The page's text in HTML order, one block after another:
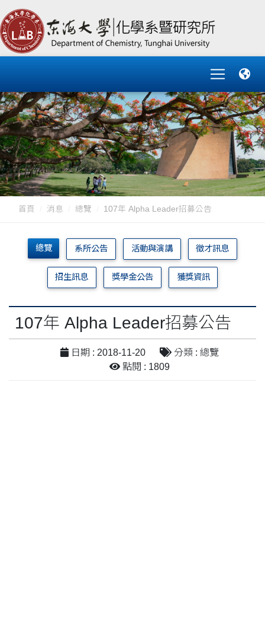
首頁 消息 總覽 107年 Alpha Leader招募公告
總覽 系所公告 活動與演講 徵才訊息
招生訊息 獎學金公告 獲獎資訊
107年 Alpha Leader招募公告
日期 : 2018-11-20
分類 : 總覽
點閱 : 1809